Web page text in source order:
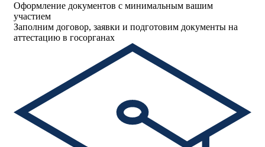
Оформление документов с минимальным вашим
участием
Заполним договор, заявки и подготовим документы на
аттестацию в госорганах